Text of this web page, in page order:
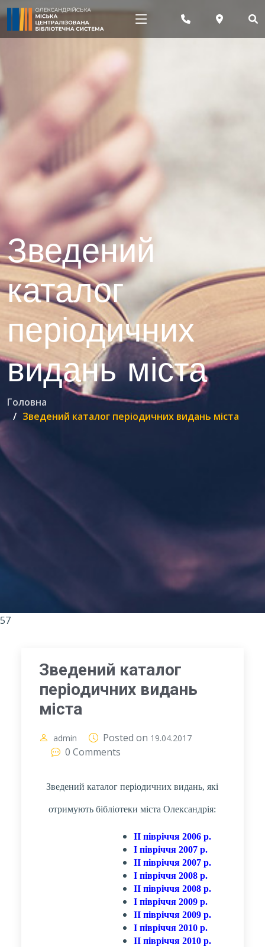
Зведений
каталог
періодичних
видань міста
Головна
Зведений каталог періодичних видань міста
57
Зведений каталог
періодичних видань
міста
admin Posted on 19.04.2017
0 Comments
Зведений каталог періодичних видань, які
отримують бібліотеки міста Олександрія:
ІІ півріччя 2006 р.
І півріччя 2007 р.
ІI півріччя 2007 р.
І півріччя 2008 р.
ІІ півріччя 2008 р.
І півріччя 2009 р.
ІІ півріччя 2009 р.
І півріччя 2010 р.
ІІ півріччя 2010 р.